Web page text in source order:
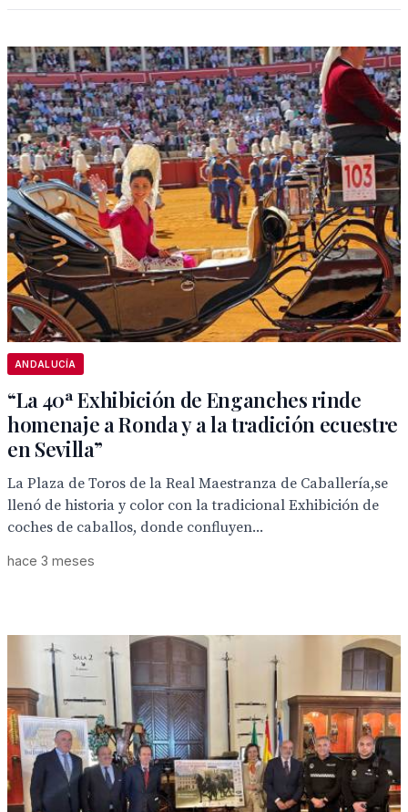
ANDALUCÍA
“La 40ª Exhibición de Enganches rinde
homenaje a Ronda y a la tradición ecuestre
en Sevilla”
La Plaza de Toros de la Real Maestranza de Caballería,se
llenó de historia y color con la tradicional Exhibición de
coches de caballos, donde confluyen...
hace 3 meses